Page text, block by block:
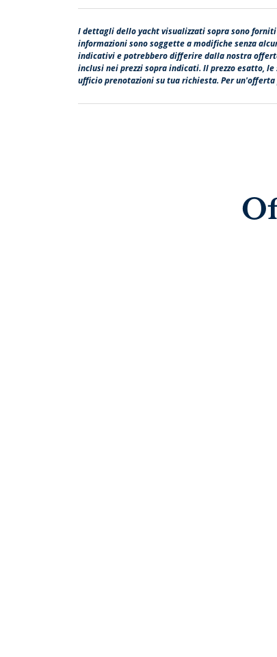
I dettagli dello yacht visualizzati sopra sono
informazioni sono soggette a modifiche senza
indicativi e potrebbero differire dalla nostra
inclusi nei prezzi sopra indicati. Il prezzo esatto,
ufficio prenotazioni su tua richiesta. Per